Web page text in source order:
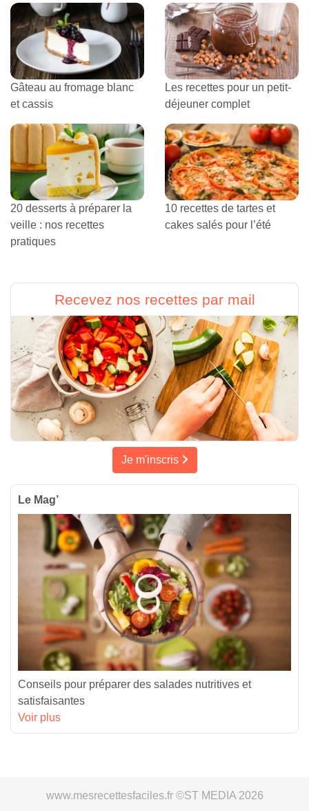
Gâteau au fromage blanc
et cassis
Les recettes pour un petit-
déjeuner complet
20 desserts à préparer la
veille : nos recettes
pratiques
10 recettes de tartes et
cakes salés pour l’été
Recevez nos recettes par mail
Je m'inscris
Le Mag’
Conseils pour préparer des salades nutritives et
satisfaisantes
Voir plus
www.mesrecettesfaciles.fr ©ST MEDIA 2026